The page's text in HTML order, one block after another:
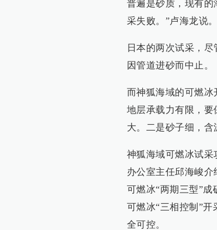
普遍是砂质，现有
采失败。”卢海龙说。
日本的两次试采，
因管道进砂而中止。
而神狐海域的可燃冰
地层承载力有限，
大。二是砂子细，含
神狐海域可燃冰试采
办公室主任邱海峻
可燃冰“两期三型”
可燃冰“三相控制”
全可控。